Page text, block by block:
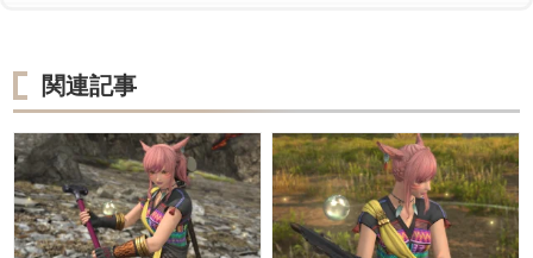
関連記事